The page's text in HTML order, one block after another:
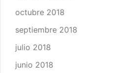
octubre 2018
septiembre 2018
julio 2018
junio 2018